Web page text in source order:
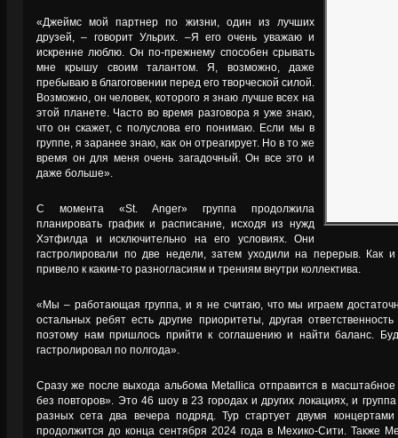
«Джеймс мой партнер по жизни, один из лучших
друзей, – говорит Ульрих. –Я его очень уважаю и
искренне люблю. Он по-прежнему способен срывать
мне крышу своим талантом. Я, возможно, даже
пребываю в благоговении перед его творческой силой.
Возможно, он человек, которого я знаю лучше всех на
этой планете. Часто во время разговора я уже знаю,
что он скажет, с полуслова его понимаю. Если мы в
группе, я заранее знаю, как он отреагирует. Но в то же
время он для меня очень загадочный. Он все это и
даже больше».
С момента «St. Anger» группа продолжила
планировать график и расписание, исходя из нужд
Хэтфилда и исключительно на его условиях. Они
гастролировали по две недели, затем уходили на перерыв. Как
привело к каким-то разногласиям и трениям внутри коллектива.
«Мы – работающая группа, и я не считаю, что мы играем
остальных ребят есть другие приоритеты, другая
поэтому нам пришлось прийти к соглашению и найти баланс.
гастролировал по полгода».
Сразу же после выхода альбома Metallica отправится в
без повторов». Это 46 шоу в 23 городах и других локациях, и
разных сета два вечера подряд. Тур стартует двумя
продолжится до конца сентября 2024 года в Мехико-Сити. Также